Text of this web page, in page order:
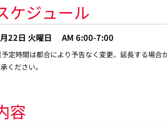
ケジュール
22日 火曜日 AM 6:00-7:00
定時間は都合により予告なく変更、延長する場合
ください。
容